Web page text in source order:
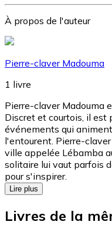
À propos de l'auteur
Pierre-claver Madouma
1 livre
Pierre-claver Madouma
Discret et courtois, il est
événements qui
l'entourent. Pierre-
ville appelée Lébamba
solitaire lui vaut parfois
pour s'inspirer.
Lire plus
Livres de la